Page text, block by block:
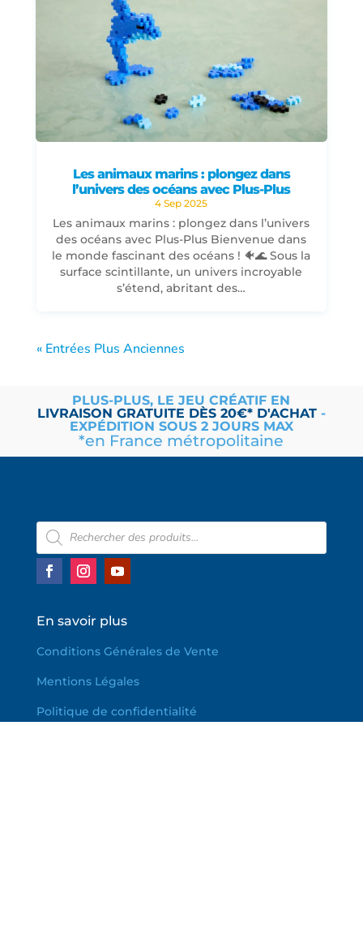
Les animaux marins : plongez dans
l’univers des océans avec Plus-Plus
4 Sep 2025
Les animaux marins : plongez dans l’univers
des océans avec Plus-Plus Bienvenue dans
le monde fascinant des océans ! 🐠🌊 Sous la
surface scintillante, un univers incroyable
s’étend, abritant des…
« Entrées Plus Anciennes
PLUS-PLUS, LE JEU CRÉATIF EN
LIVRAISON GRATUITE DÈS 20€* D'ACHAT -
EXPÉDITION SOUS 2 JOURS MAX
*en France métropolitaine
Recherche
de
produits
En savoir plus
Conditions Générales de Vente
Mentions Légales
Politique de confidentialité